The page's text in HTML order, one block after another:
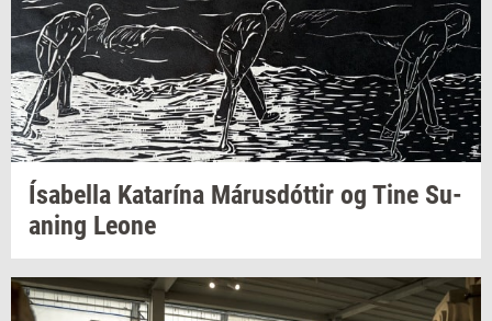
Ísabella Katarína Márusdóttir og Tine Su­
a­ning Leone